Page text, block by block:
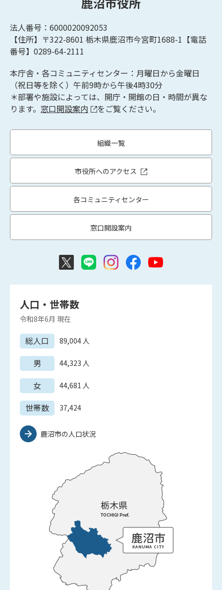
法人番号：6000020092053
【住所】〒322-8601 栃木県鹿沼市今宮町1688-1【電話
番号】0289-64-2111
本庁舎・各コミュニティセンター：月曜日から金曜日
（祝日等を除く）午前9時から午後4時30分
＊部署や施設によっては、開庁・開館の日・時間が異な
ります。 窓口開設案内 をご覧ください。
組織一覧
市役所へのアクセス
各コミュニティセンター
窓口開設案内
人口・世帯数
令和8年6月 現在
総人口 89,004人
男 44,323 人
女 44,681 人
世帯数 37,424
鹿沼市の人口状況